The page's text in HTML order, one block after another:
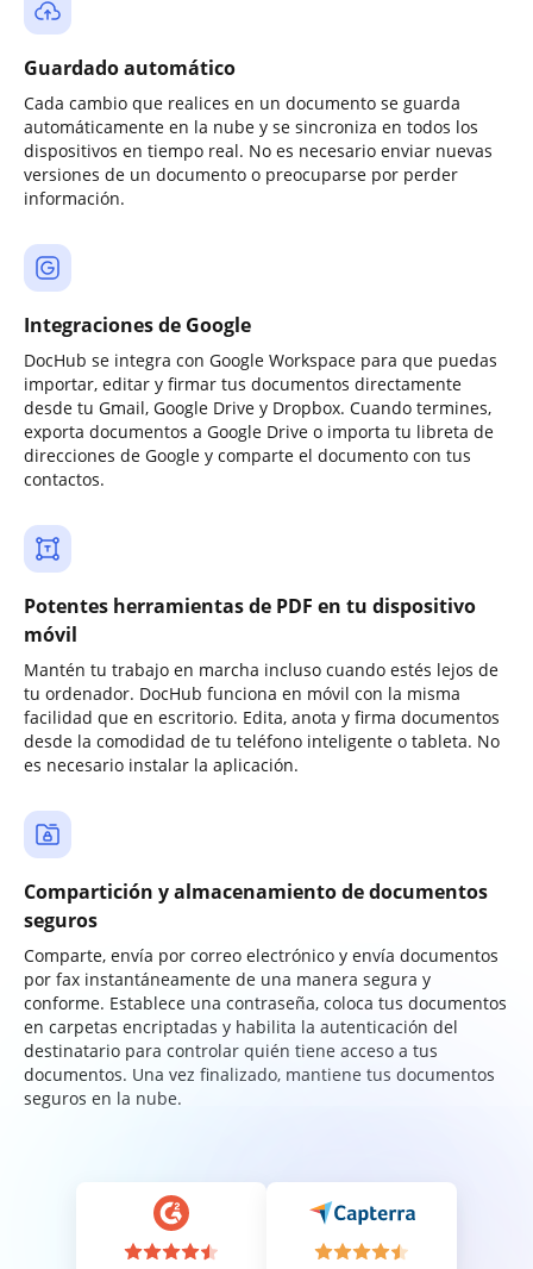
Guardado automático
Cada cambio que realices en un documento se guarda
automáticamente en la nube y se sincroniza en todos los
dispositivos en tiempo real. No es necesario enviar nuevas
versiones de un documento o preocuparse por perder
información.
Integraciones de Google
DocHub se integra con Google Workspace para que puedas
importar, editar y firmar tus documentos directamente
desde tu Gmail, Google Drive y Dropbox. Cuando termines,
exporta documentos a Google Drive o importa tu libreta de
direcciones de Google y comparte el documento con tus
contactos.
Potentes herramientas de PDF en tu dispositivo
móvil
Mantén tu trabajo en marcha incluso cuando estés lejos de
tu ordenador. DocHub funciona en móvil con la misma
facilidad que en escritorio. Edita, anota y firma documentos
desde la comodidad de tu teléfono inteligente o tableta. No
es necesario instalar la aplicación.
Compartición y almacenamiento de documentos
seguros
Comparte, envía por correo electrónico y envía documentos
por fax instantáneamente de una manera segura y
conforme. Establece una contraseña, coloca tus documentos
en carpetas encriptadas y habilita la autenticación del
destinatario para controlar quién tiene acceso a tus
documentos. Una vez finalizado, mantiene tus documentos
seguros en la nube.